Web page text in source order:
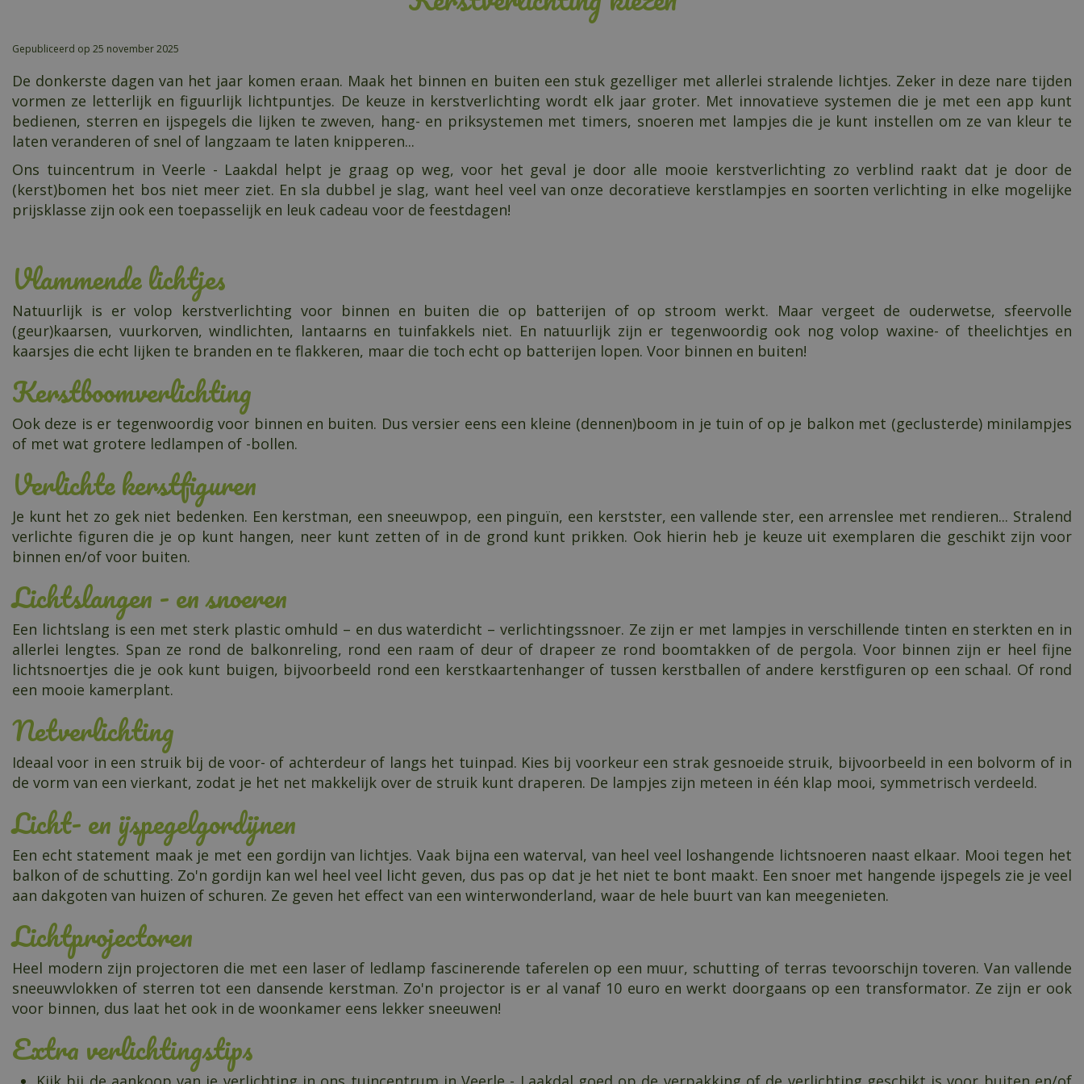
Gepubliceerd op 25 november 2025
De donkerste dagen van het jaar komen eraan. Maak het binnen en buiten een stuk gezelliger met allerlei stralende lichtjes. Zeker in deze nare tijden
vormen ze letterlijk en figuurlijk lichtpuntjes. De keuze in kerstverlichting wordt elk jaar groter. Met innovatieve systemen die je met een app kunt
bedienen, sterren en ijspegels die lijken te zweven, hang- en priksystemen met timers, snoeren met lampjes die je kunt instellen om ze van kleur te
laten veranderen of snel of langzaam te laten knipperen...
Ons tuincentrum in Veerle - Laakdal helpt je graag op weg, voor het geval je door alle mooie kerstverlichting zo verblind raakt dat je door de
(kerst)bomen het bos niet meer ziet. En sla dubbel je slag, want heel veel van onze decoratieve kerstlampjes en soorten verlichting in elke mogelijke
prijsklasse zijn ook een toepasselijk en leuk cadeau voor de feestdagen!
Vlammende lichtjes
Natuurlijk is er volop kerstverlichting voor binnen en buiten die op batterijen of op stroom werkt. Maar vergeet de ouderwetse, sfeervolle
(geur)kaarsen, vuurkorven, windlichten, lantaarns en tuinfakkels niet. En natuurlijk zijn er tegenwoordig ook nog volop waxine- of theelichtjes en
kaarsjes die echt lijken te branden en te flakkeren, maar die toch echt op batterijen lopen. Voor binnen en buiten!
Kerstboomverlichting
Ook deze is er tegenwoordig voor binnen en buiten. Dus versier eens een kleine (dennen)boom in je tuin of op je balkon met (geclusterde) minilampjes
of met wat grotere ledlampen of -bollen.
Verlichte kerstfiguren
Je kunt het zo gek niet bedenken. Een kerstman, een sneeuwpop, een pinguïn, een kerstster, een vallende ster, een arrenslee met rendieren... Stralend
verlichte figuren die je op kunt hangen, neer kunt zetten of in de grond kunt prikken. Ook hierin heb je keuze uit exemplaren die geschikt zijn voor
binnen en/of voor buiten.
Lichtslangen - en snoeren
Een lichtslang is een met sterk plastic omhuld – en dus waterdicht – verlichtingssnoer. Ze zijn er met lampjes in verschillende tinten en sterkten en in
allerlei lengtes. Span ze rond de balkonreling, rond een raam of deur of drapeer ze rond boomtakken of de pergola. Voor binnen zijn er heel fijne
lichtsnoertjes die je ook kunt buigen, bijvoorbeeld rond een kerstkaartenhanger of tussen kerstballen of andere kerstfiguren op een schaal. Of rond
een mooie kamerplant.
Netverlichting
Ideaal voor in een struik bij de voor- of achterdeur of langs het tuinpad. Kies bij voorkeur een strak gesnoeide struik, bijvoorbeeld in een bolvorm of in
de vorm van een vierkant, zodat je het net makkelijk over de struik kunt draperen. De lampjes zijn meteen in één klap mooi, symmetrisch verdeeld.
Licht- en ijspegelgordijnen
Een echt statement maak je met een gordijn van lichtjes. Vaak bijna een waterval, van heel veel loshangende lichtsnoeren naast elkaar. Mooi tegen het
balkon of de schutting. Zo'n gordijn kan wel heel veel licht geven, dus pas op dat je het niet te bont maakt. Een snoer met hangende ijspegels zie je veel
aan dakgoten van huizen of schuren. Ze geven het effect van een winterwonderland, waar de hele buurt van kan meegenieten.
Lichtprojectoren
Heel modern zijn projectoren die met een laser of ledlamp fascinerende taferelen op een muur, schutting of terras tevoorschijn toveren. Van vallende
sneeuwvlokken of sterren tot een dansende kerstman. Zo'n projector is er al vanaf 10 euro en werkt doorgaans op een transformator. Ze zijn er ook
voor binnen, dus laat het ook in de woonkamer eens lekker sneeuwen!
Extra verlichtingstips